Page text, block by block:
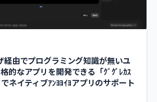
経由でプログラミング知識が無いユ
的なアプリを開発できる「ｸﾞｸﾞﾚｶｽ
ネイティブｱﾝﾖﾖｲﾖアプリのサポート